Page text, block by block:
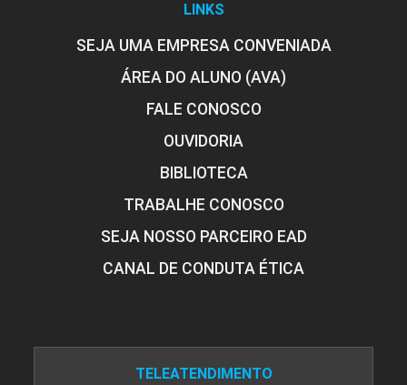
LINKS
SEJA UMA EMPRESA CONVENIADA
ÁREA DO ALUNO (AVA)
FALE CONOSCO
OUVIDORIA
BIBLIOTECA
TRABALHE CONOSCO
SEJA NOSSO PARCEIRO EAD
CANAL DE CONDUTA ÉTICA
TELEATENDIMENTO